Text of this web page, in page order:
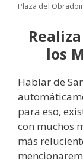
Plaza del
los
Hablar de
para eso,
con muchos
más